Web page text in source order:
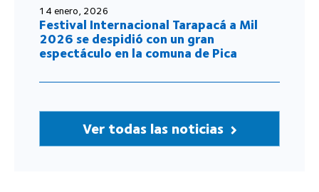
14 enero, 2026
Festival Internacional Tarapacá a Mil
2026 se despidió con un gran
espectáculo en la comuna de Pica
Ver todas las noticias